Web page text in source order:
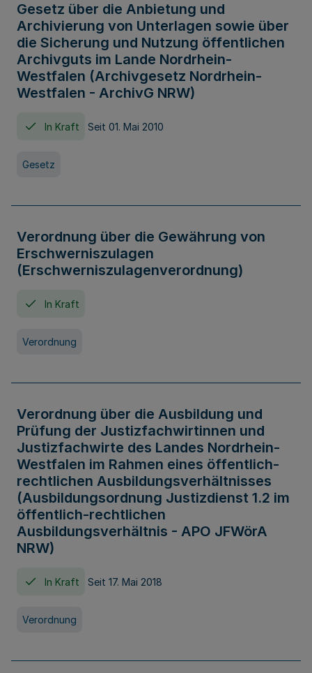
Gesetz über die Anbietung und
Archivierung von Unterlagen sowie über
die Sicherung und Nutzung öffentlichen
Archivguts im Lande Nordrhein-
Westfalen (Archivgesetz Nordrhein-
Westfalen - ArchivG NRW)
In Kraft Seit 01. Mai 2010
Gesetz
Verordnung über die Gewährung von
Erschwerniszulagen
(Erschwerniszulagenverordnung)
In Kraft
Verordnung
Verordnung über die Ausbildung und
Prüfung der Justizfachwirtinnen und
Justizfachwirte des Landes Nordrhein-
Westfalen im Rahmen eines öffentlich-
rechtlichen Ausbildungsverhältnisses
(Ausbildungsordnung Justizdienst 1.2 im
öffentlich-rechtlichen
Ausbildungsverhältnis - APO JFWörA
NRW)
In Kraft Seit 17. Mai 2018
Verordnung